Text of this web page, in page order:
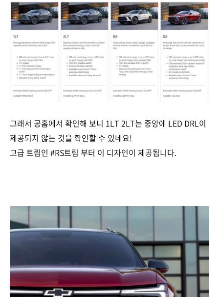
그래서 공홈에서 확인해 보니 1LT 2LT는 중앙에 LED DRL이
제공되지 않는 것을 확인할 수 있네요!
고급 트림인 #RS트림 부터 이 디자인이 제공됩니다.